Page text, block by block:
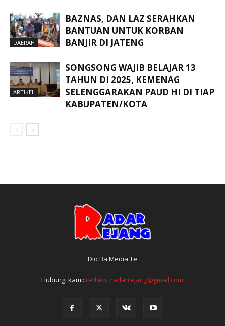
DAERAH
BAZNAS, DAN LAZ SERAHKAN
BANTUAN UNTUK KORBAN
BANJIR DI JATENG
ARTIKEL
SONGSONG WAJIB BELAJAR 13
TAHUN DI 2025, KEMENAG
SELENGGARAKAN PAUD HI DI TIAP
KABUPATEN/KOTA
Dio Ba Media Te
Hubungi kami:redaksi.radarrejang@gmail.com